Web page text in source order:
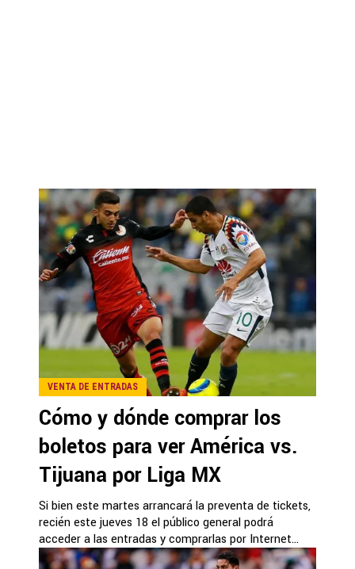
VENTA DE ENTRADAS
Cómo y dónde comprar los
boletos para ver América vs.
Tijuana por Liga MX
Si bien este martes arrancará la preventa de tickets,
recién este jueves 18 el público general podrá
acceder a las entradas y comprarlas por Internet...